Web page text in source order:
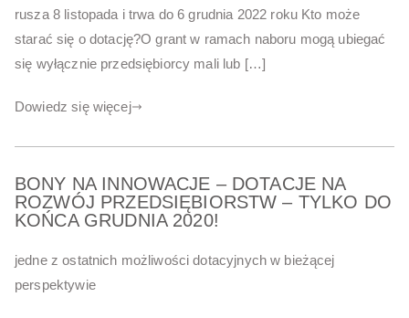
rusza 8 listopada i trwa do 6 grudnia 2022 roku Kto może
starać się o dotację?O grant w ramach naboru mogą ubiegać
się wyłącznie przedsiębiorcy mali lub […]
Dowiedz się więcej
BONY NA INNOWACJE – DOTACJE NA
ROZWÓJ PRZEDSIĘBIORSTW – TYLKO DO
KOŃCA GRUDNIA 2020!
jedne z ostatnich możliwości dotacyjnych w bieżącej
perspektywie